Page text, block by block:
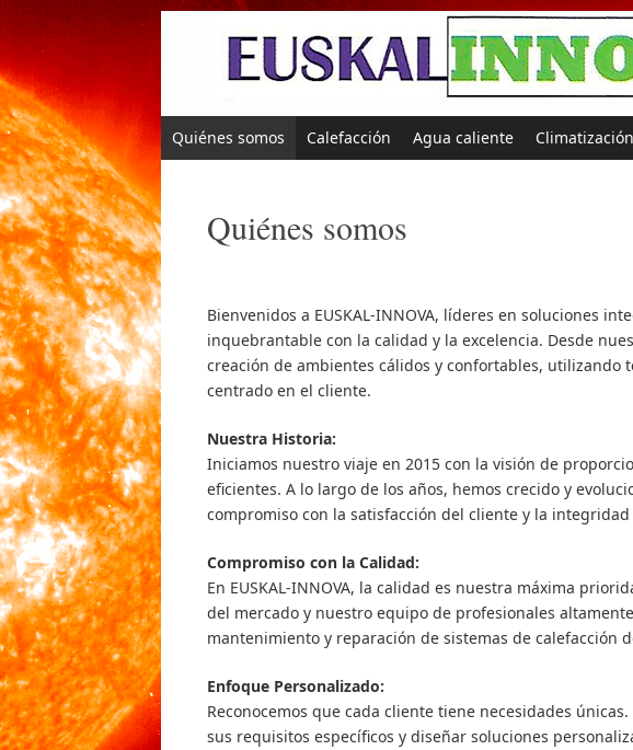
Quiénes somos Calefacción Agua caliente Climatización
Quiénes somos
Bienvenidos a EUSKAL-INNOVA, líderes en soluciones
inquebrantable con la calidad y la excelencia. Desde
creación de ambientes cálidos y confortables, utilizando
centrado en el cliente.
Nuestra Historia:
Iniciamos nuestro viaje en 2015 con la visión de
eficientes. A lo largo de los años, hemos crecido y
compromiso con la satisfacción del cliente y la integridad
Compromiso con la Calidad:
En EUSKAL-INNOVA, la calidad es nuestra máxima
del mercado y nuestro equipo de profesionales
mantenimiento y reparación de sistemas de calefacción
Enfoque Personalizado:
Reconocemos que cada cliente tiene necesidades
sus requisitos específicos y diseñar soluciones